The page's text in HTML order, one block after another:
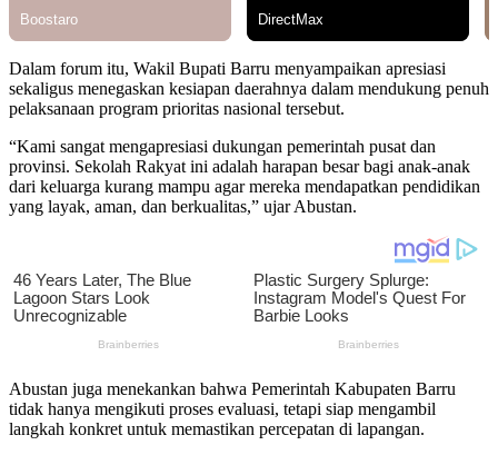
Dalam forum itu, Wakil Bupati Barru menyampaikan apresiasi
sekaligus menegaskan kesiapan daerahnya dalam mendukung penuh
pelaksanaan program prioritas nasional tersebut.
“Kami sangat mengapresiasi dukungan pemerintah pusat dan
provinsi. Sekolah Rakyat ini adalah harapan besar bagi anak-anak
dari keluarga kurang mampu agar mereka mendapatkan pendidikan
yang layak, aman, dan berkualitas,” ujar Abustan.
Abustan juga menekankan bahwa Pemerintah Kabupaten Barru
tidak hanya mengikuti proses evaluasi, tetapi siap mengambil
langkah konkret untuk memastikan percepatan di lapangan.